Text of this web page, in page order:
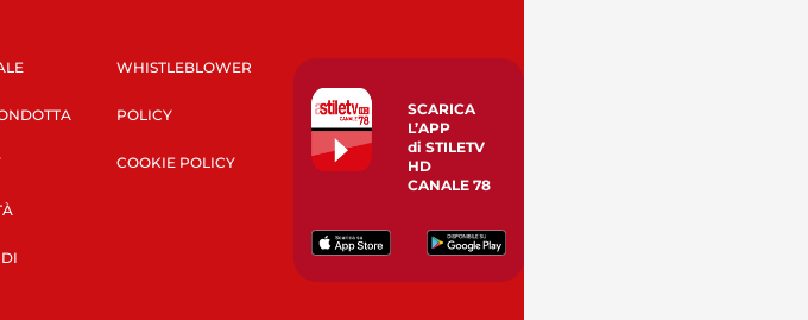
WHISTLEBLOWER
POLICY
COOKIE POLICY
SCARICA
L’APP
di STILETV
HD
CANALE 78